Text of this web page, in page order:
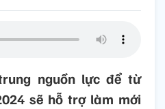
nguồn lực để từ
sẽ hỗ trợ làm mới